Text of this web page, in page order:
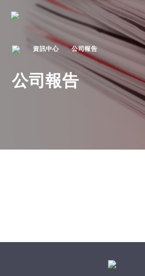
資訊中心 公司報告
公司報告